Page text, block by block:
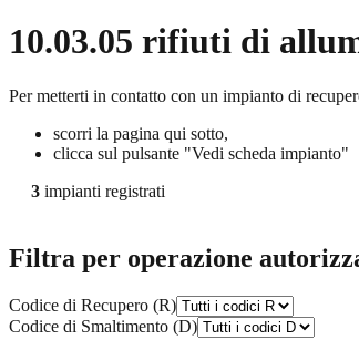
10.03.05 rifiuti di
Per metterti in contatto con un impianto di
scorri la pagina qui sotto,
clicca sul pulsante "Vedi scheda impianto"
3 impianti registrati
Filtra per operazione
Codice di Recupero (R)
Codice di Smaltimento (D)